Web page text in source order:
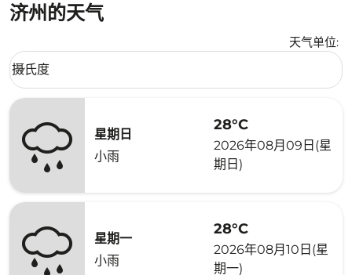
济州的天气
天气单位:
Weather unit option 摄氏度 Selected
摄氏度
keyboard_arrow_down
星期日
小雨
28°C
2026年08月09日(星
期日)
星期一
小雨
28°C
2026年08月10日(星
期一)